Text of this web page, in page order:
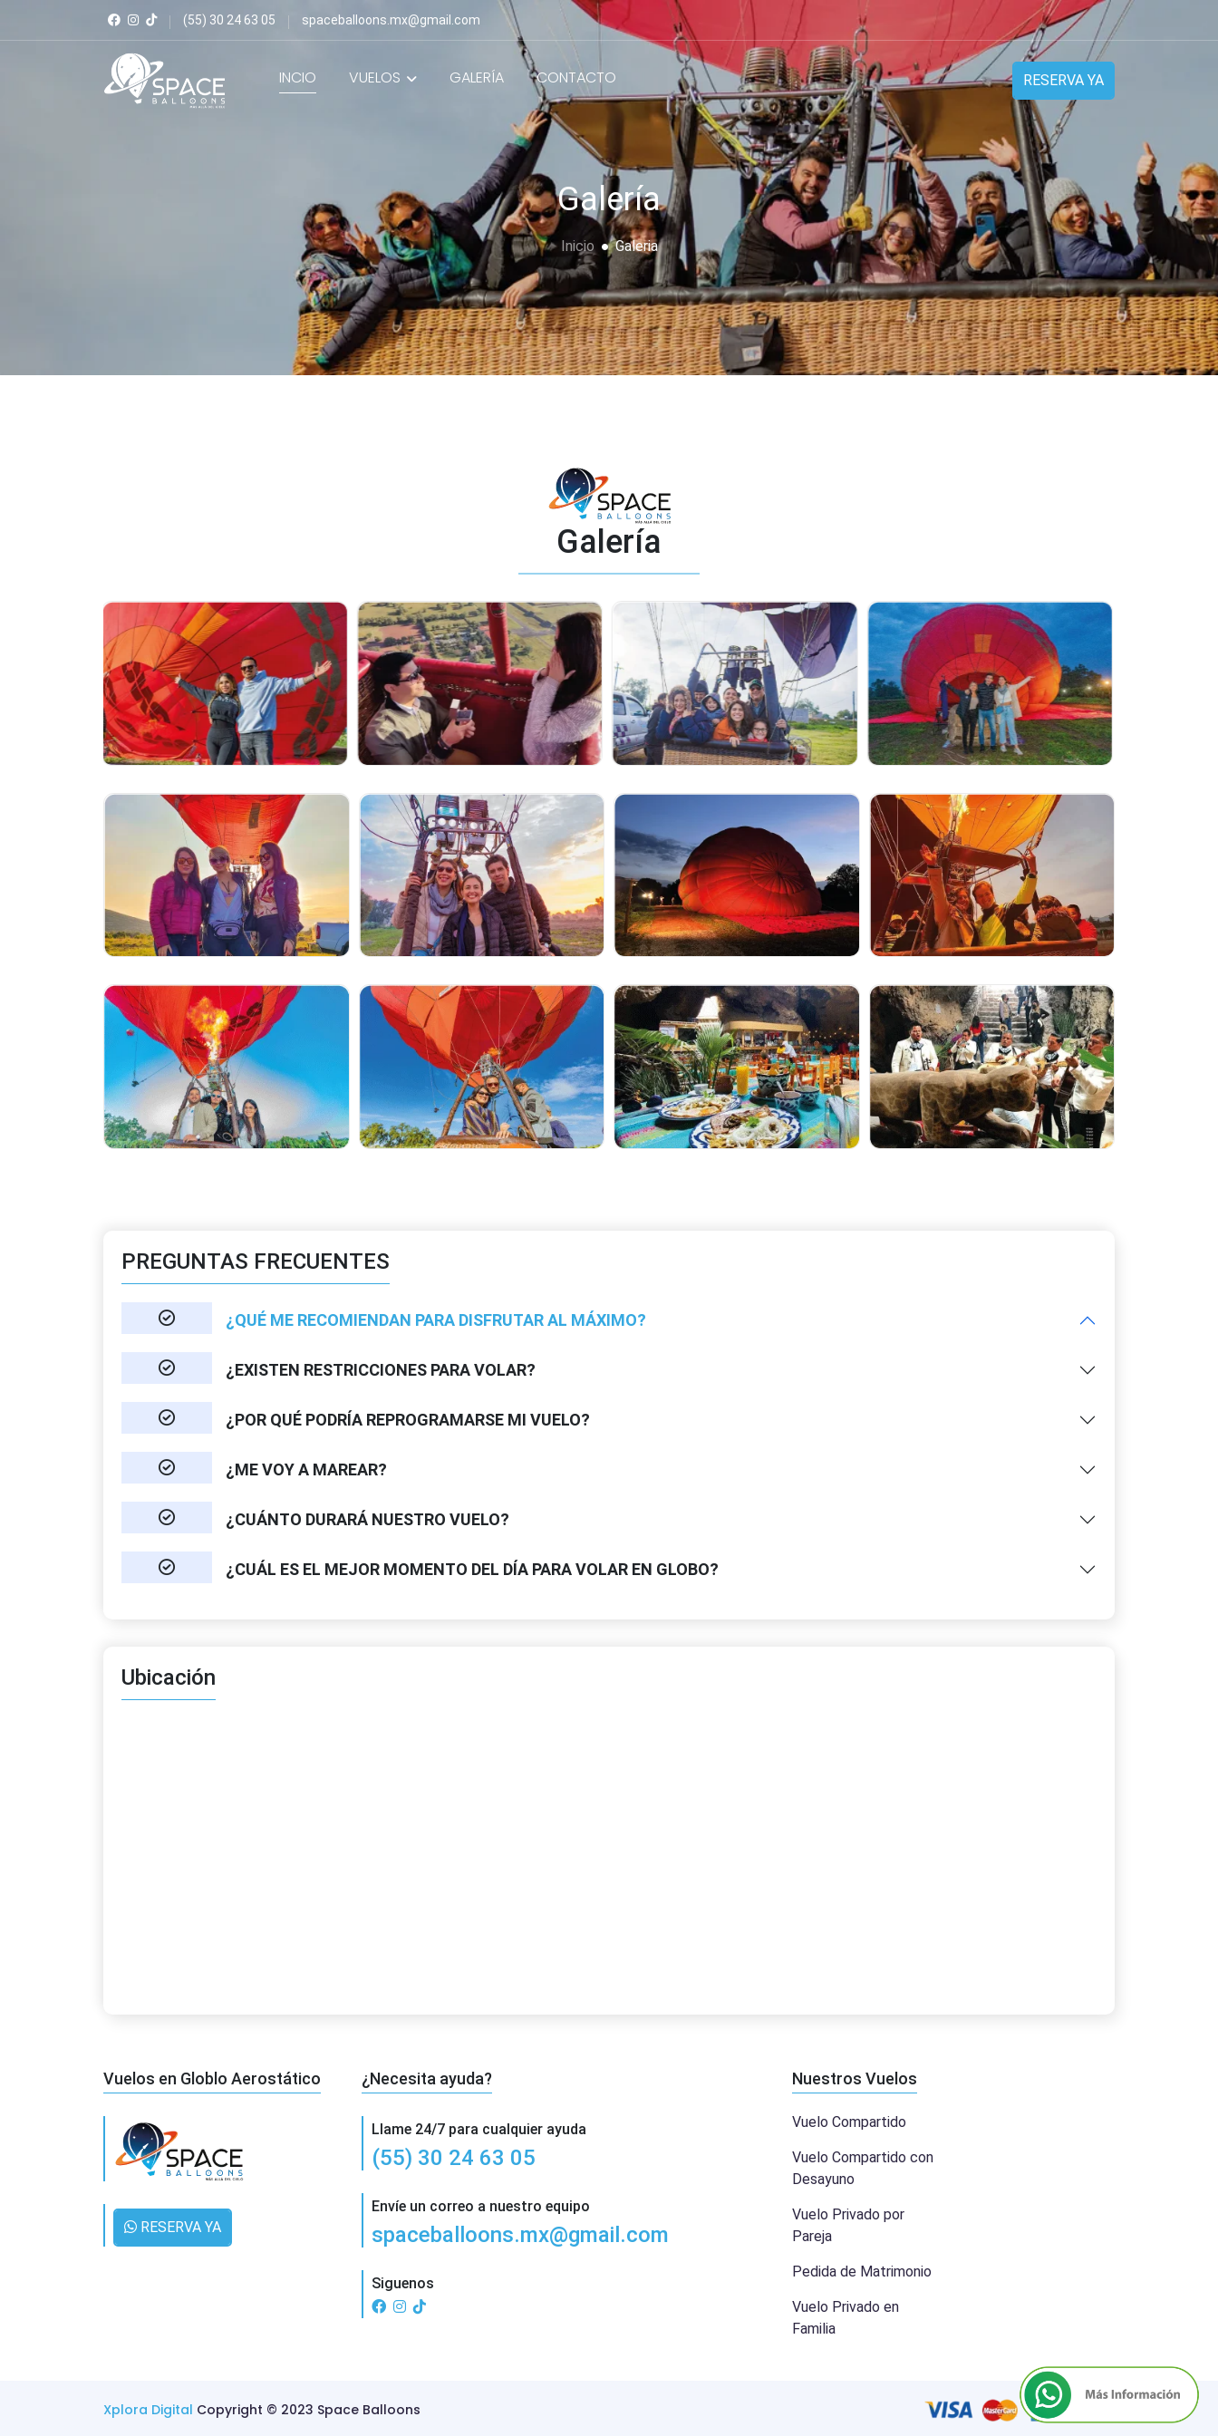
(55) 30 24 63 05 spaceballoons.mx@gmail.com
INCIO VUELOS GALERÍA CONTACTO RESERVA YA
Galería
Inicio Galeria
Galería
PREGUNTAS FRECUENTES
¿QUÉ ME RECOMIENDAN PARA DISFRUTAR AL MÁXIMO?
¿EXISTEN RESTRICCIONES PARA VOLAR?
¿POR QUÉ PODRÍA REPROGRAMARSE MI VUELO?
¿ME VOY A MAREAR?
¿CUÁNTO DURARÁ NUESTRO VUELO?
¿CUÁL ES EL MEJOR MOMENTO DEL DÍA PARA VOLAR EN GLOBO?
Ubicación
Vuelos en Globlo Aerostático
RESERVA YA
¿Necesita ayuda?
Llame 24/7 para cualquier ayuda
(55) 30 24 63 05
Envíe un correo a nuestro equipo
spaceballoons.mx@gmail.com
Siguenos
Nuestros Vuelos
Vuelo Compartido
Vuelo Compartido con
Desayuno
Vuelo Privado por
Pareja
Pedida de Matrimonio
Vuelo Privado en
Familia
Xplora Digital Copyright © 2023 Space Balloons